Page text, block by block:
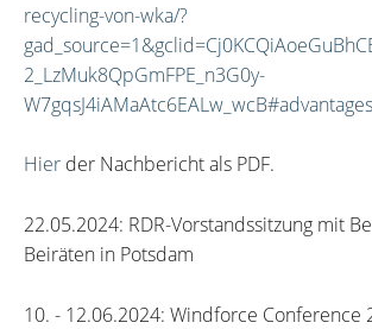
recycling-von-wka/?
2_LzMuk8QpGmFPE_n3G0y-
Hier der Nachbericht als PDF.
22.05.2024: RDR-Vorstandssitzung mit
Beiräten in Potsdam
10. - 12.06.2024: Windforce Conference